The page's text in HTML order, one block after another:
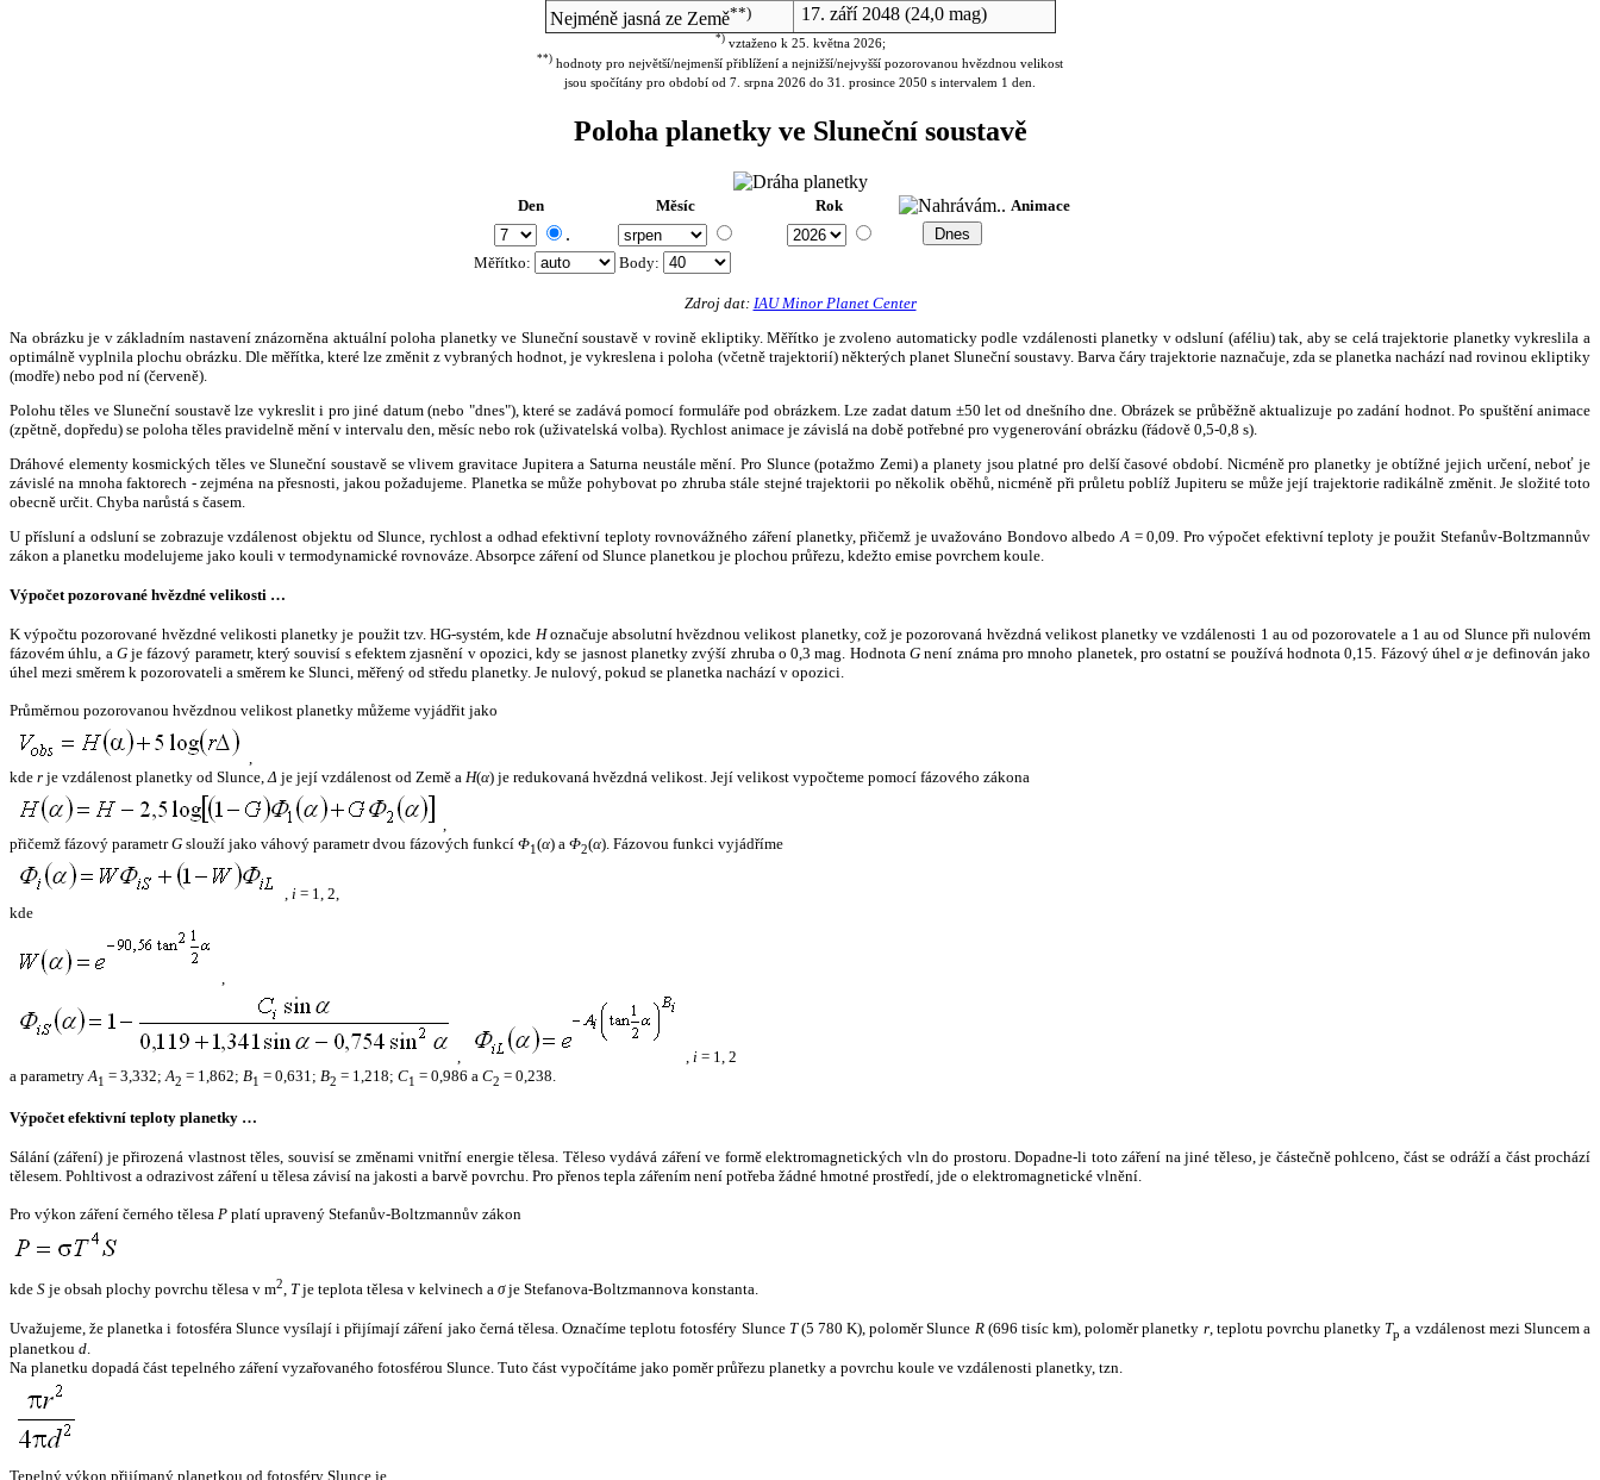
Nejméně jasná ze Země**) 17. září 2048(24,0 mag)
*)vztaženo k 25. května 2026;
**) hodnoty pro největší/nejmenší přiblížení a nejnižší/nejvyšší pozorovanou hvězdnou velikost
jsou spočítány pro období od 7. srpna 2026 do 31. prosince 2050 s intervalem 1 den.
Poloha planetky ve Sluneční soustavě
Den Měsíc Rok Animace
.
Měřítko: Body:
Zdroj dat: IAU Minor Planet Center
Na obrázku je v základním nastavení znázorněna aktuální poloha planetky ve Sluneční soustavě v rovině ekliptiky. Měřítko je zvoleno automaticky podle vzdálenosti planetky v odsluní (aféliu) tak, aby se celá trajektorie planetky vykreslila a
optimálně vyplnila plochu obrázku. Dle měřítka, které lze změnit z vybraných hodnot, je vykreslena i poloha (včetně trajektorií) některých planet Sluneční soustavy. Barva čáry trajektorie naznačuje, zda se planetka nachází nad rovinou ekliptiky
(modře) nebo pod ní (červeně).
Polohu těles ve Sluneční soustavě lze vykreslit i pro jiné datum (nebo "dnes"), které se zadává pomocí formuláře pod obrázkem. Lze zadat datum ±50 let od dnešního dne. Obrázek se průběžně aktualizuje po zadání hodnot. Po spuštění animace
(zpětně, dopředu) se poloha těles pravidelně mění v intervalu den, měsíc nebo rok (uživatelská volba). Rychlost animace je závislá na době potřebné pro vygenerování obrázku (řádově 0,5-0,8 s).
Dráhové elementy kosmických těles ve Sluneční soustavě se vlivem gravitace Jupitera a Saturna neustále mění. Pro Slunce (potažmo Zemi) a planety jsou platné pro delší časové období. Nicméně pro planetky je obtížné jejich určení, neboť je
závislé na mnoha faktorech - zejména na přesnosti, jakou požadujeme. Planetka se může pohybovat po zhruba stále stejné trajektorii po několik oběhů, nicméně při průletu poblíž Jupiteru se může její trajektorie radikálně změnit. Je složité toto
obecně určit. Chyba narůstá s časem.
U přísluní a odsluní se zobrazuje vzdálenost objektu od Slunce, rychlost a odhad efektivní teploty rovnovážného záření planetky, přičemž je uvažováno Bondovo albedo A = 0,09. Pro výpočet efektivní teploty je použit Stefanův-Boltzmannův
zákon a planetku modelujeme jako kouli v termodynamické rovnováze. Absorpce záření od Slunce planetkou je plochou průřezu, kdežto emise povrchem koule.
Výpočet pozorované hvězdné velikosti …
K výpočtu pozorované hvězdné velikosti planetky je použit tzv. HG-systém, kde Hoznačuje absolutní hvězdnou velikost planetky, což je pozorovaná hvězdná velikost planetky ve vzdálenosti 1 au od pozorovatele a 1 au od Slunce při nulovém
fázovém úhlu, a Gje fázový parametr, který souvisí s efektem zjasnění v opozici, kdy se jasnost planetky zvýší zhruba o 0,3 mag. HodnotaG není známa pro mnoho planetek, pro ostatní se používá hodnota 0,15. Fázový úhelα je definován jako
úhel mezi směrem k pozorovateli a směrem ke Slunci, měřený od středu planetky. Je nulový, pokud se planetka nachází v opozici.
Průměrnou pozorovanou hvězdnou velikost planetky můžeme vyjádřit jako
,
kde r je vzdálenost planetky od Slunce,Δ je její vzdálenost od Země a H(α) je redukovaná hvězdná velikost. Její velikost vypočteme pomocí fázového zákona
,
přičemž fázový parametrG slouží jako váhový parametr dvou fázových funkcí Φ1(α) a Φ2(α). Fázovou funkci vyjádříme
, i = 1, 2,
kde
,
, , i = 1, 2
a parametryA1 = 3,332;A2 = 1,862; B1 = 0,631; B2 = 1,218; C1 = 0,986 a C2 = 0,238.
Výpočet efektivní teploty planetky …
Sálání (záření) je přirozená vlastnost těles, souvisí se změnami vnitřní energie tělesa. Těleso vydává záření ve formě elektromagnetických vln do prostoru. Dopadne-li toto záření na jiné těleso, je částečně pohlceno, část se odráží a část prochází
tělesem. Pohltivost a odrazivost záření u tělesa závisí na jakosti a barvě povrchu. Pro přenos tepla zářením není potřeba žádné hmotné prostředí, jde o elektromagnetické vlnění.
Pro výkon záření černého tělesa P platí upravený Stefanův-Boltzmannův zákon
kde S je obsah plochy povrchu tělesa v m2, Tje teplota tělesa v kelvinech a σje Stefanova-Boltzmannova konstanta.
Uvažujeme, že planetka i fotosféra Slunce vysílají i přijímají záření jako černá tělesa. Označíme teplotu fotosféry Slunce T(5 780 K), poloměr Slunce R(696 tisíc km), poloměr planetky r, teplotu povrchu planetky Tp a vzdálenost mezi Sluncem a
planetkou d.
Na planetku dopadá část tepelného záření vyzařovaného fotosférou Slunce. Tuto část vypočítáme jako poměr průřezu planetky a povrchu koule ve vzdálenosti planetky, tzn.
Tepelný výkon přijímaný planetkou od fotosféry Slunce je